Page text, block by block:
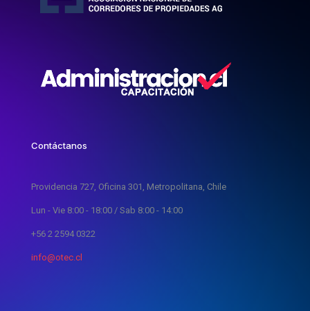
Contáctanos
Providencia 727, Oficina 301, Metropolitana, Chile
Lun - Vie 8:00 - 18:00 / Sab 8:00 - 14:00
+56 2 2594 0322
info@otec.cl